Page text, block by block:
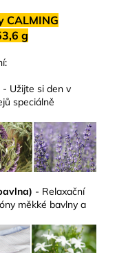
CALMING
g
- Užijte si den v
speciálně
- Relaxační
měkké bavlny a